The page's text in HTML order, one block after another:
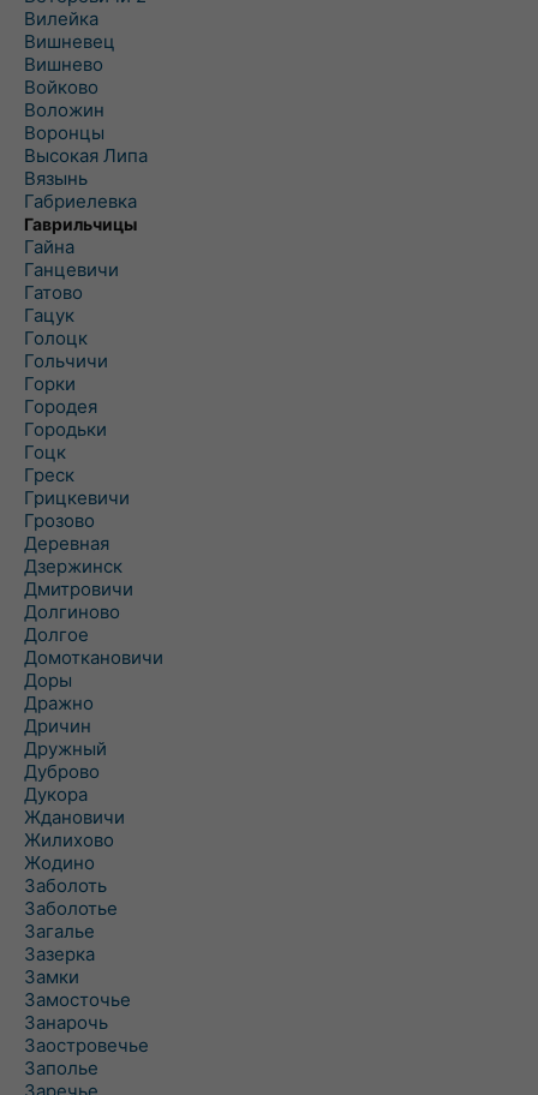
Вилейка
Вишневец
Вишнево
Войково
Воложин
Воронцы
Высокая Липа
Вязынь
Габриелевка
Гаврильчицы
Гайна
Ганцевичи
Гатово
Гацук
Голоцк
Гольчичи
Горки
Городея
Городьки
Гоцк
Греск
Грицкевичи
Грозово
Деревная
Дзержинск
Дмитровичи
Долгиново
Долгое
Домоткановичи
Доры
Дражно
Дричин
Дружный
Дуброво
Дукора
Ждановичи
Жилихово
Жодино
Заболоть
Заболотье
Загалье
Зазерка
Замки
Замосточье
Занарочь
Заостровечье
Заполье